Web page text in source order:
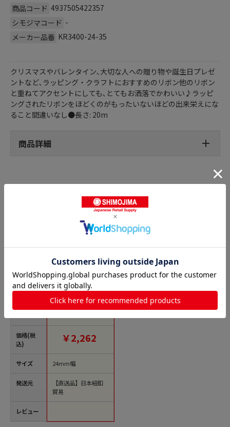
商品コード 4937505422357
シモジマコード -
メーカー品番 KR3400-24-35
クリスマスやバレンタイン､大切な人への贈り物や誕生日プレゼ
ントなど､ラッピング・クラフトにおすすめのリボン他のリボン
と重ねてアクセントにしても､とてもお洒落でかわいい♪ラッピ
ングされたリボンをほどくのがもったいないほどの出来栄えにな
ること間違いなし●長さ: 20m
商品詳細
ロイヤルタフタリボンの人気商品との比較
価格(税
込)
サイズ
発送元
レビュー
Blanc de コア ラメタ
（ご注文単位1巻）
【直送品】
￥2,262
24mm幅
【直送品】日本紐釦
貿易